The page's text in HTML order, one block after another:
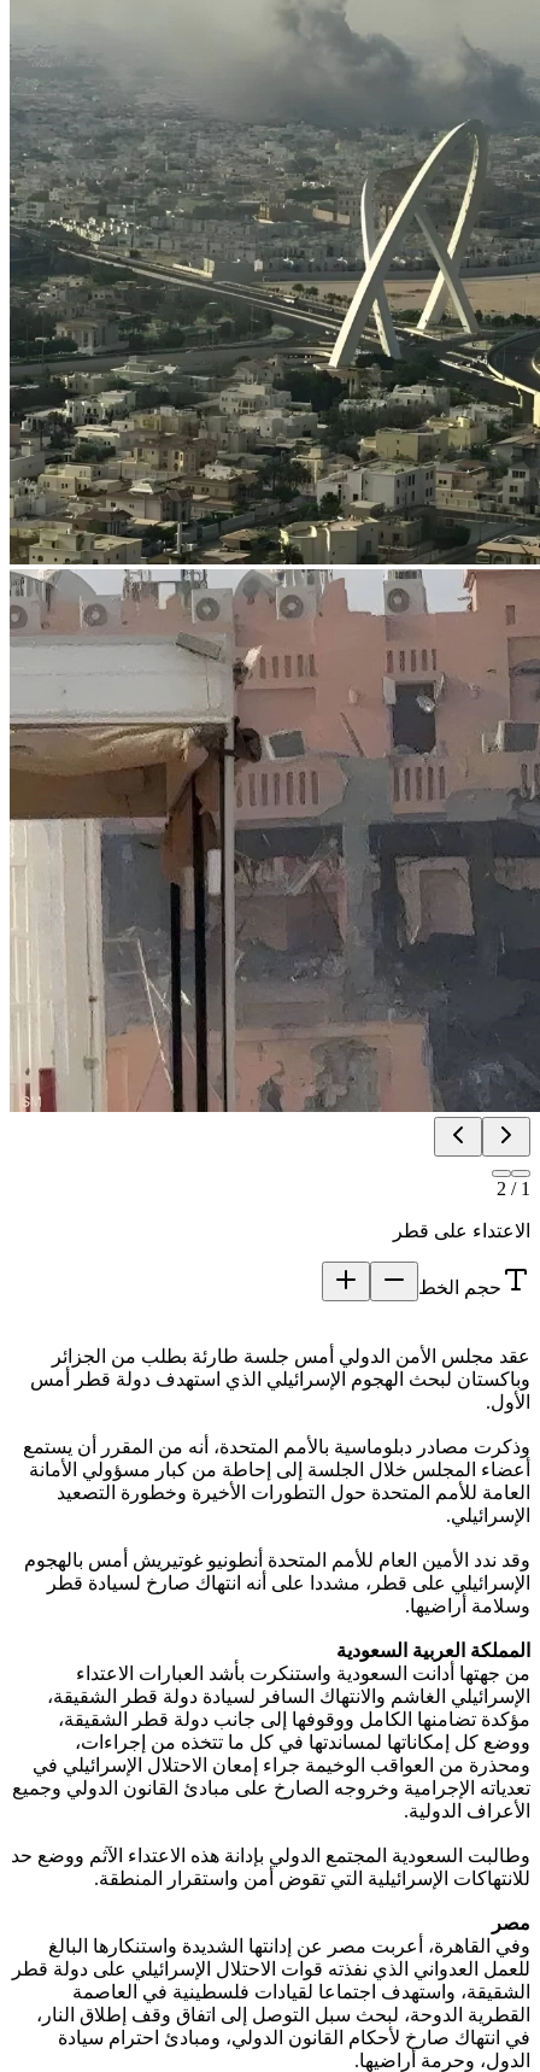
1
/
2
الاعتداء على قطر
حجم الخط
عقد مجلس الأمن الدولي أمس جلسة طارئة بطلب من الجزائر
وباكستان لبحث الهجوم الإسرائيلي الذي استهدف دولة قطر أمس
الأول.
وذكرت مصادر دبلوماسية بالأمم المتحدة، أنه من المقرر أن يستمع
أعضاء المجلس خلال الجلسة إلى إحاطة من كبار مسؤولي الأمانة
العامة للأمم المتحدة حول التطورات الأخيرة وخطورة التصعيد
الإسرائيلي.
وقد ندد الأمين العام للأمم المتحدة أنطونيو غوتيريش أمس بالهجوم
الإسرائيلي على قطر، مشددا على أنه انتهاك صارخ لسيادة قطر
وسلامة أراضيها.
المملكة العربية السعودية
من جهتها أدانت السعودية واستنكرت بأشد العبارات الاعتداء
الإسرائيلي الغاشم والانتهاك السافر لسيادة دولة قطر الشقيقة،
مؤكدة تضامنها الكامل ووقوفها إلى جانب دولة قطر الشقيقة،
ووضع كل إمكاناتها لمساندتها في كل ما تتخذه من إجراءات،
ومحذرة من العواقب الوخيمة جراء إمعان الاحتلال الإسرائيلي في
تعدياته الإجرامية وخروجه الصارخ على مبادئ القانون الدولي وجميع
الأعراف الدولية.
وطالبت السعودية المجتمع الدولي بإدانة هذه الاعتداء الآثم ووضع حد
للانتهاكات الإسرائيلية التي تقوض أمن واستقرار المنطقة.
مصر
وفي القاهرة، أعربت مصر عن إدانتها الشديدة واستنكارها البالغ
للعمل العدواني الذي نفذته قوات الاحتلال الإسرائيلي على دولة قطر
الشقيقة، واستهدف اجتماعا لقيادات فلسطينية في العاصمة
القطرية الدوحة، لبحث سبل التوصل إلى اتفاق وقف إطلاق النار،
في انتهاك صارخ لأحكام القانون الدولي، ومبادئ احترام سيادة
الدول، وحرمة أراضيها.